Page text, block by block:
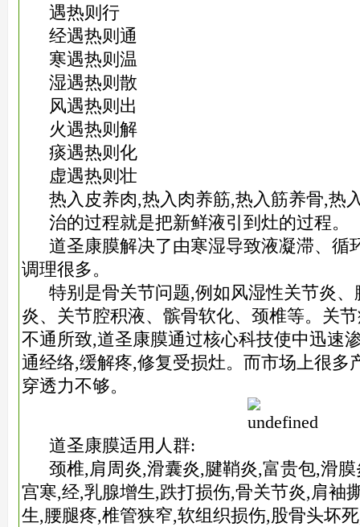
遇热则行
经遇热则通
寒遇热则温
湿遇热则散
风遇热则出
火遇热则解
痰遇热则化
虚遇热则壮
热入皮养肉,热入肉养筋,热入筋养骨,热
治的过程就是把新鲜液引到灶的过程。
道圣康膜解决了由寒湿导致液凝滞、循
调理很多。
特别是骨关节问题,例如风湿性关节炎
炎、关节腔积液、髌骨软化、颈椎等。关
不通所致,道圣康膜通过核心科技使中迅速
通经络,缓解疼,修复受损灶。而市场上很多
穿透力不够。
道圣康膜适用人群:
颈椎,肩周炎,滑囊炎,腱鞘炎,富贵包,滑
宫寒,经,乳腺增生,跌打损伤,骨关节炎,肩袖
生,腰腿疼,椎管狭窄,软组织损伤,股骨头坏